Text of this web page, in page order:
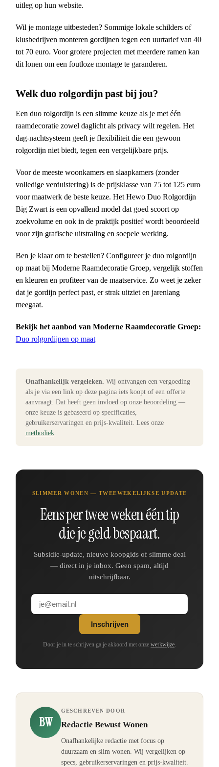
uitleg op hun website.
Wil je montage uitbesteden? Sommige lokale schilders of
klusbedrijven monteren gordijnen tegen een uurtarief van 40
tot 70 euro. Voor grotere projecten met meerdere ramen kan
dit lonen om een foutloze montage te garanderen.
Welk duo rolgordijn past bij jou?
Een duo rolgordijn is een slimme keuze als je met één
raamdecoratie zowel daglicht als privacy wilt regelen. Het
dag-nachtsysteem geeft je flexibiliteit die een gewoon
rolgordijn niet biedt, tegen een vergelijkbare prijs.
Voor de meeste woonkamers en slaapkamers (zonder
volledige verduistering) is de prijsklasse van 75 tot 125 euro
voor maatwerk de beste keuze. Het Hewo Duo Rolgordijn
Big Zwart is een opvallend model dat goed scoort op
zoekvolume en ook in de praktijk positief wordt beoordeeld
voor zijn grafische uitstraling en soepele werking.
Ben je klaar om te bestellen? Configureer je duo rolgordijn
op maat bij Moderne Raamdecoratie Groep, vergelijk stoffen
en kleuren en profiteer van de maatservice. Zo weet je zeker
dat je gordijn perfect past, er strak uitziet en jarenlang
meegaat.
Bekijk het aanbod van Moderne Raamdecoratie Groep:
Duo rolgordijnen op maat
Onafhankelijk vergeleken. Wij ontvangen een vergoeding
als je via een link op deze pagina iets koopt of een offerte
aanvraagt. Dat heeft geen invloed op onze beoordeling —
onze keuze is gebaseerd op specificaties,
gebruikerservaringen en prijs-kwaliteit. Lees onze
methodiek.
SLIMMER WONEN — TWEEWEKELIJKSE UPDATE
Eens per twee weken één tip
die je geld bespaart.
Subsidie-update, nieuwe koopgids of slimme deal
— direct in je inbox. Geen spam, altijd
uitschrijfbaar.
Inschrijven
Door je in te schrijven ga je akkoord met onze werkwijze.
BW
GESCHREVEN DOOR
Redactie Bewust Wonen
Onafhankelijke redactie met focus op
duurzaam en slim wonen. Wij vergelijken op
specs, gebruikerservaringen en prijs-kwaliteit.